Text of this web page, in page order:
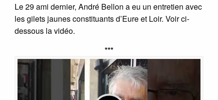
Le 29 ami dernier, André Bellon a eu un entretien avec
les gilets jaunes constituants d’Eure et Loir. Voir ci-
dessous la vidéo.
***